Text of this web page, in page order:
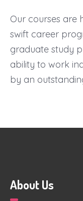
Our courses are
swift career
graduate study
ability to work
by an
About Us